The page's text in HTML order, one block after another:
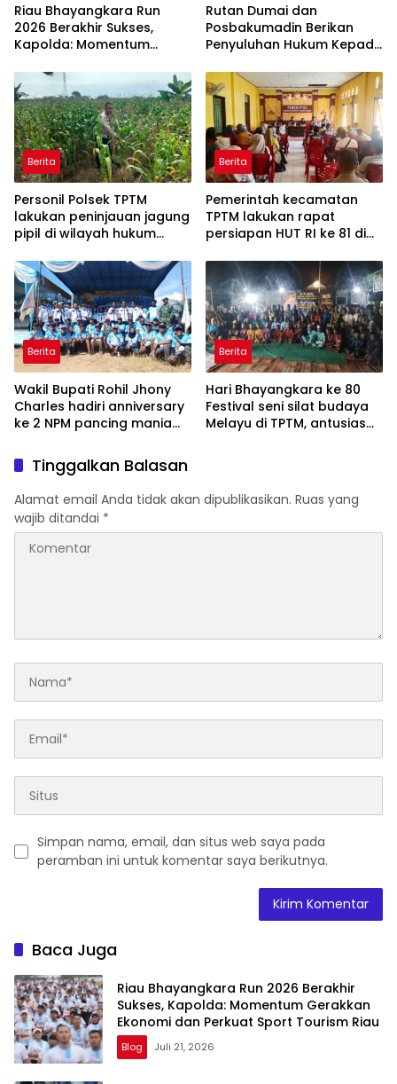
Riau Bhayangkara Run
2026 Berakhir Sukses,
Kapolda: Momentum
Perkuat Sport Tourism Riau
Rutan Dumai dan
Posbakumadin Berikan
Penyuluhan Hukum Kepada
Berita
Personil Polsek TPTM
lakukan peninjauan jagung
pipil di wilayah hukum
Berita
Pemerintah kecamatan
TPTM lakukan rapat
persiapan HUT RI ke 81 di
Berita
Wakil Bupati Rohil Jhony
Charles hadiri anniversary
ke 2 NPM pancing mania
diikuti 1154 peserta dari
berbagai wilayah di pulau
sumatera
Berita
Hari Bhayangkara ke 80
Festival seni silat budaya
Melayu di TPTM, antusias
kabupaten Rohil
Tinggalkan Balasan
Alamat email Anda tidak akan dipublikasikan. Ruas yang
wajib ditandai *
Simpan nama, email, dan situs web saya pada
peramban ini untuk komentar saya berikutnya.
Baca Juga
Riau Bhayangkara Run 2026 Berakhir
Sukses, Kapolda: Momentum Gerakkan
Ekonomi dan Perkuat Sport Tourism Riau
Blog Juli 21, 2026